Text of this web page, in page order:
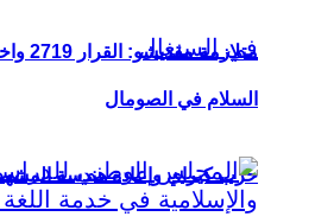
حزب كيراي وإعادة هندسة
السلام في الصومال